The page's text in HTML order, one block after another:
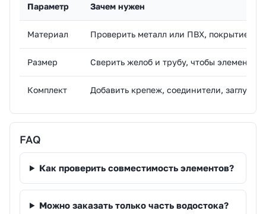
Параметр Зачем нужен
Материал Проверить металл или ПВХ, покрытие и
Размер Сверить желоб и трубу, чтобы элементы
Комплект Добавить крепеж, соединители,
FAQ
Как проверить совместимость элементов?
Можно заказать только часть водостока?